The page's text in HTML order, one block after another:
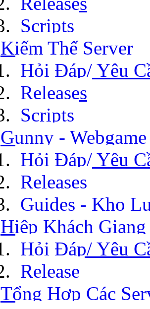
Scripts
Kiếm Thế Server
Hỏi Đáp/ Yêu
Releases
Scripts
Gunny -
Hỏi Đáp/ Yêu
Releases
Guides - Kho
Hiệp Khách
Hỏi Đáp/ Yêu
Release
Tổng Hợp Các